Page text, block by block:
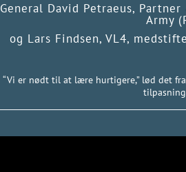
General David Petraeus,
Army
og Lars Findsen, VL4,
“Vi er nødt til at lære hurtigere,” lød det